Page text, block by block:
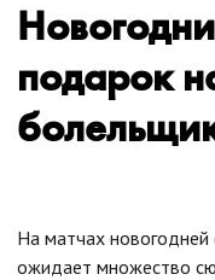
подарок
На матчах новогодней
ожидает множество